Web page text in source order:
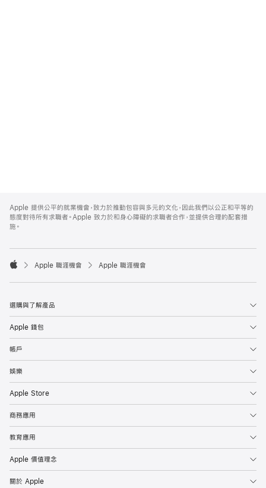
Footer
Apple 提供公平的就業機會，致力於推動包容與多元的文化，因此我們以公正和平等的
態度對待所有求職者。Apple 致力於和身心障礙的求職者合作，並提供合理的配套措
施。

Apple 職涯機會 Apple 職涯機會
選購與了解產品
Apple 錢包
帳戶
娛樂
Apple Store
商務應用
教育應用
Apple 價值理念
關於 Apple